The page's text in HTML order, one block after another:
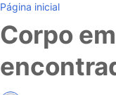
Página inicial
Corpo